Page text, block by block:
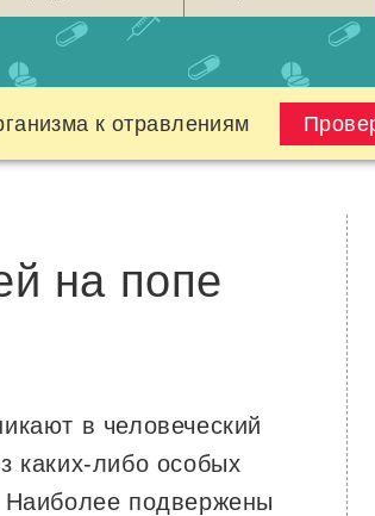
к отравлениям
на попе
в человеческий
каких-либо особых
Наиболее подвержены